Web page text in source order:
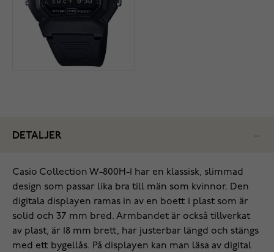
DETALJER
Casio Collection W-800H-1 har en klassisk, slimmad
design som passar lika bra till män som kvinnor. Den
digitala displayen ramas in av en boett i plast som är
solid och 37 mm bred. Armbandet är också tillverkat
av plast, är 18 mm brett, har justerbar längd och stängs
med ett bygellås. På displayen kan man läsa av digital